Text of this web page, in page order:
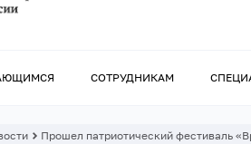
СОТРУДНИКАМ
Прошел патриотический фестиваль